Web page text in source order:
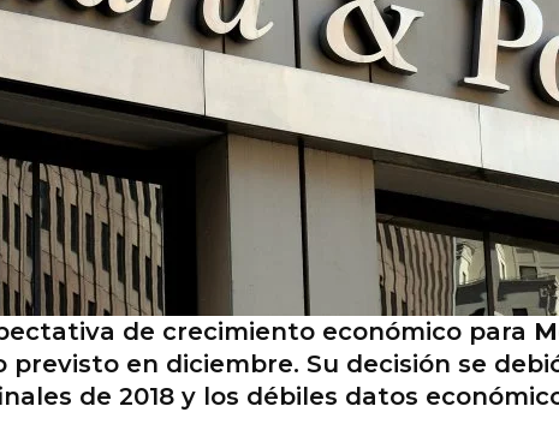
de crecimiento económico para
previsto en diciembre. Su decisión se
de 2018 y los débiles datos